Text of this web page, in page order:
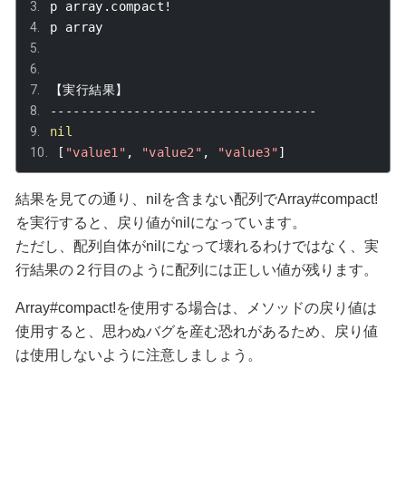
p array . compact !
p array
【実行結果】
-----------------------------------
nil
[ "value1" , "value2" , "value3"]
結果を見ての通り、 nil を含まない配列でArray#compact!
を実行すると、戻り値がnil になっています。
ただし、配列自体がnil になって壊れるわけではなく、実
行結果の２行目のように配列には正しい値が残ります。
Array#compact!を使用する場合は、メソッドの戻り値は
使用すると、思わぬバグを産む恐れがあるため、戻り値
は使用しないように注意しましょう。